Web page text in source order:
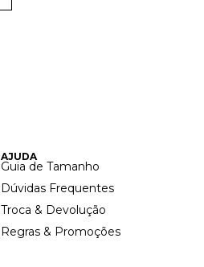
AJUDA
Guia de Tamanho
Dúvidas Frequentes
Troca & Devolução
Regras & Promoções